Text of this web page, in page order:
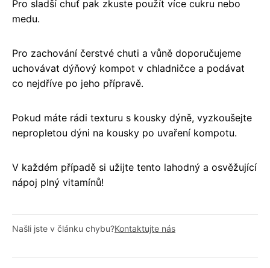
Pro sladší chuť pak zkuste použít více cukru nebo
medu.
Pro zachování čerstvé chuti a vůně doporučujeme
uchovávat dýňový kompot v chladničce a podávat
co nejdříve po jeho přípravě.
Pokud máte rádi texturu s kousky dýně, vyzkoušejte
nepropletou dýni na kousky po uvaření kompotu.
V každém případě si užijte tento lahodný a osvěžující
nápoj plný vitamínů!
Našli jste v článku chybu?Kontaktujte nás